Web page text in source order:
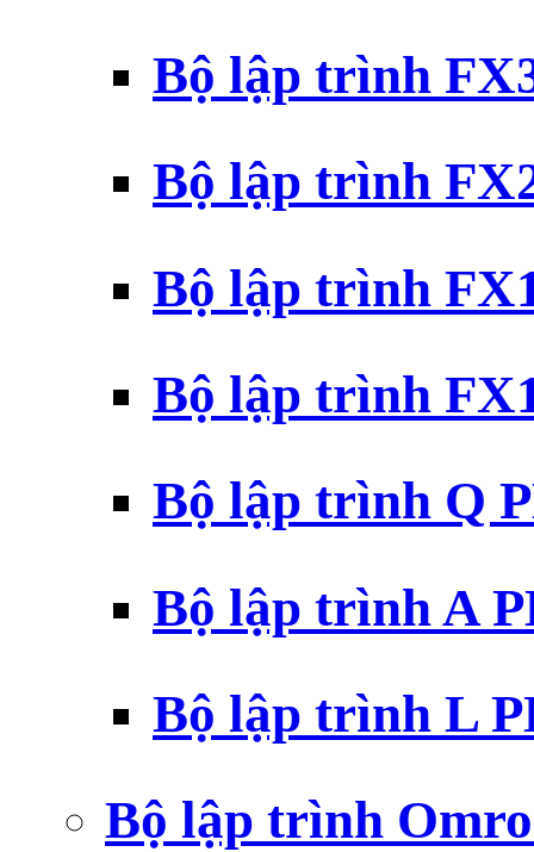
Bộ lập trình
Bộ lập trình
Bộ lập trình
Bộ lập trình
Bộ lập trình Q
Bộ lập trình A
Bộ lập trình L
Bộ lập trình